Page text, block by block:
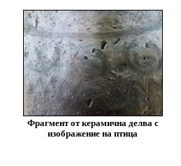
Фрагмент от керамична делва с
изображение на птица